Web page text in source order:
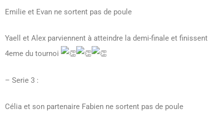
Emilie et Evan ne sortent pas de poule
Yaell et Alex parviennent à atteindre la demi-finale et finissent
4eme du tournoi
– Serie 3 :
Célia et son partenaire Fabien ne sortent pas de poule